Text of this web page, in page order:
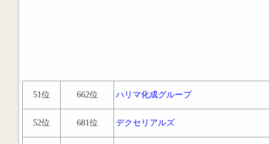
51位 662位 ハリマ化成グループ
52位 681位 デクセリアルズ